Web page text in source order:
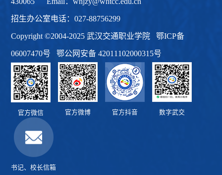
招生办公室电话：027-88756299
Copyright ©2004-2025 武汉交通职业学院鄂ICP备
06007470号 鄂公网安备 42011102000315号
官方微信 官方微博 官方抖音 数字武交
书记、校长信箱